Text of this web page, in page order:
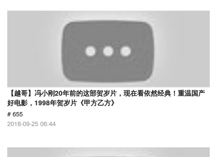
【越哥】冯小刚20年前的这部贺岁片，现在看依然经典！重温国产
好电影，1998年贺岁片《甲方乙方》
# 655
2018-09-25 06:44